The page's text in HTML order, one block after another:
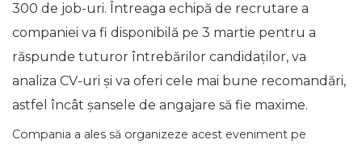
300 de job-uri. Întreaga echipă de recrutare a
companiei va fi disponibilă pe 3 martie pentru a
răspunde tuturor întrebărilor candidaților, va
analiza CV-uri și va oferi cele mai bune recomandări,
astfel încât șansele de angajare să fie maxime.
Compania a ales să organizeze acest eveniment pe